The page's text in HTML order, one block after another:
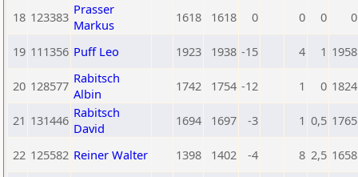
18 123383 Prasser
Markus
1618 1618 0 0 0 0
19 111356 Puff Leo 1923 1938 -15 4 1 1958
20 128577 Rabitsch
Albin
1742 1754 -12 1 0 1824
21 131446 Rabitsch
David
1694 1697 -3 1 0,5 1765
22 125582 Reiner Walter 1398 1402 -4 8 2,5 1658